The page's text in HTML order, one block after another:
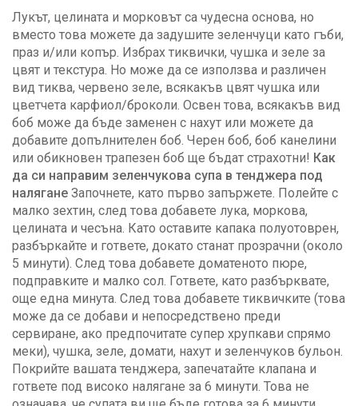
Лукът, целината и морковът са чудесна основа, но
вместо това можете да задушите зеленчуци като гъби,
праз и/или копър. Избрах тиквички, чушка и зеле за
цвят и текстура. Но може да се използва и различен
вид тиква, червено зеле, всякакъв цвят чушка или
цветчета карфиол/броколи. Освен това, всякакъв вид
боб може да бъде заменен с нахут или можете да
добавите допълнителен боб. Черен боб, боб канелини
или обикновен трапезен боб ще бъдат страхотни! Как
да си направим зеленчукова супа в тенджера под
налягане Започнете, като първо запържете. Полейте с
малко зехтин, след това добавете лука, моркова,
целината и чесъна. Като оставите капака полуотоврен,
разбъркайте и гответе, докато станат прозрачни (около
5 минути). След това добавете доматеното пюре,
подправките и малко сол. Гответе, като разбърквате,
още една минута. След това добавете тиквичките (това
може да се добави и непосредствено преди
сервиране, ако предпочитате супер хрупкави спрямо
меки), чушка, зеле, домати, нахут и зеленчуков бульон.
Покрийте вашата тенджера, запечатайте клапана и
гответе под високо налягане за 6 минути. Това не